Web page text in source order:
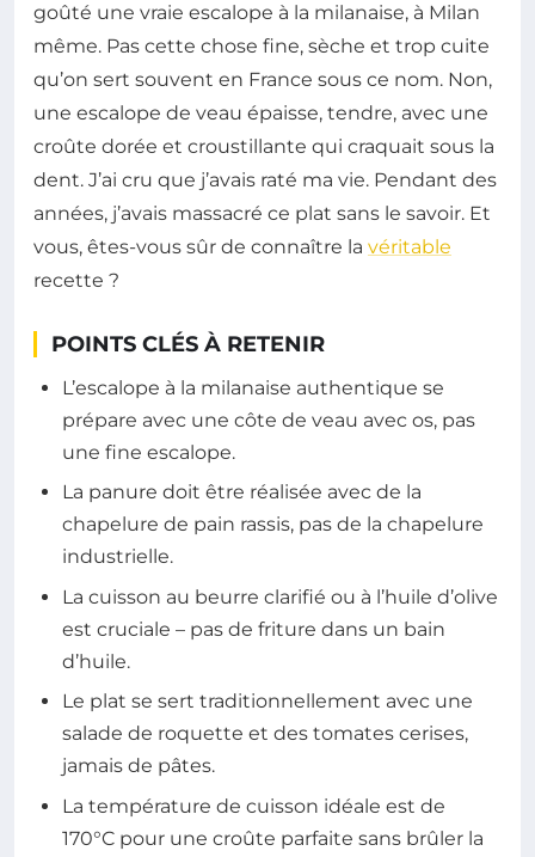
goûté une vraie escalope à la milanaise, à Milan
même. Pas cette chose fine, sèche et trop cuite
qu’on sert souvent en France sous ce nom. Non,
une escalope de veau épaisse, tendre, avec une
croûte dorée et croustillante qui craquait sous la
dent. J’ai cru que j’avais raté ma vie. Pendant des
années, j’avais massacré ce plat sans le savoir. Et
vous, êtes-vous sûr de connaître la véritable
recette ?
POINTS CLÉS À RETENIR
L’escalope à la milanaise authentique se
prépare avec une côte de veau avec os, pas
une fine escalope.
La panure doit être réalisée avec de la
chapelure de pain rassis, pas de la chapelure
industrielle.
La cuisson au beurre clarifié ou à l’huile d’olive
est cruciale – pas de friture dans un bain
d’huile.
Le plat se sert traditionnellement avec une
salade de roquette et des tomates cerises,
jamais de pâtes.
La température de cuisson idéale est de
170°C pour une croûte parfaite sans brûler la